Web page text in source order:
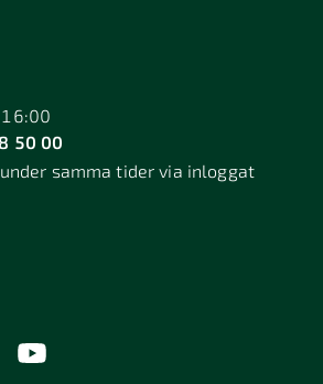
50 00
samma tider via inloggat